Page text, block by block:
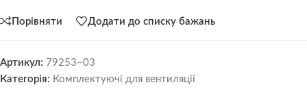
Порівняти Додати до списку бажань
Артикул: 79253~03
Категорія: Комплектуючі для вентиляції